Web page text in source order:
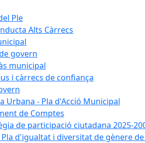
Ple
Alts Càrrecs
govern
municipal
i càrrecs de confiança
Urbana - Pla d'Acció Municipal
de Comptes
de participació ciutadana 2025-
Pla d'igualtat i diversitat de gènere